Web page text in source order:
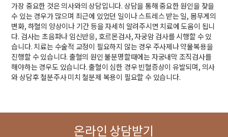
가장 중요한 것은 의사와의 상담입니다. 상담을 통해 중요한 원인을 찾을
수 있는 경우가 많으며 최근에 있었던 일이나 스트레스 받는 일, 몸무게의
변화, 하혈의 양상이나 기간 등을 자세히 알려주시면 치료에 도움이 됩니
다. 검사는 초음파나 임신반응, 호르몬검사, 자궁암 검사를 시행할 수 있
습니다. 치료는 수술적 교정이 필요하지 않는 경우 주사제나 약물복용을
진행할 수 있습니다. 출혈의 원인 불분명할때에는 자궁내막 조직검사를
해야하는 경우도 있습니다. 출혈이 심한 경우 빈혈증상이 유발되며, 의사
와 상담후 철분주사 미치 철분제 복용이 필요할 수 있습니다.
온라인 상담받기